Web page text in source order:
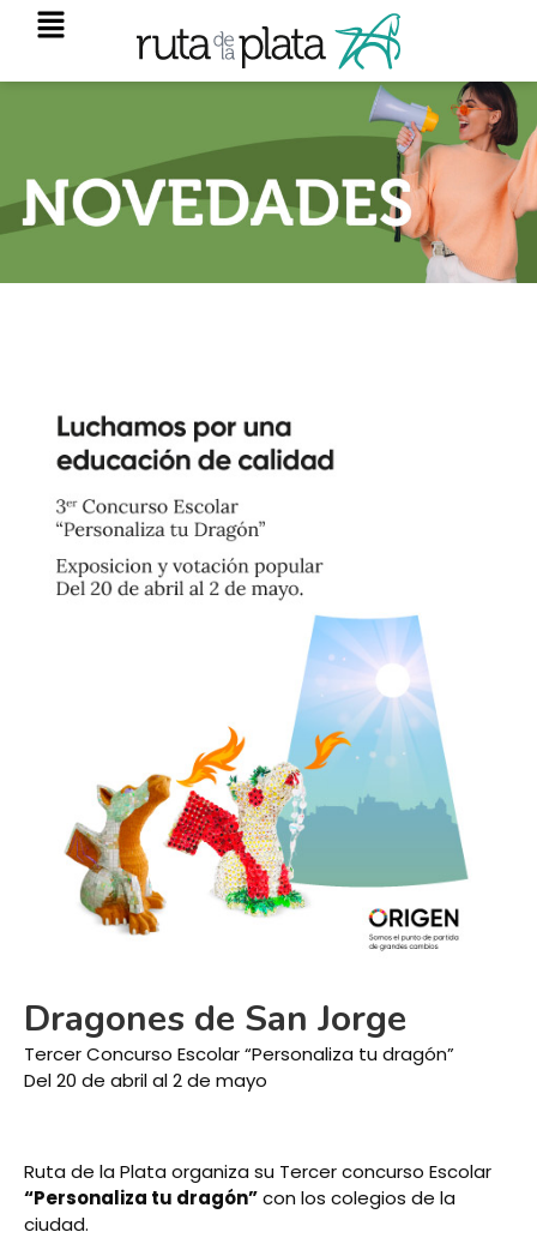
Dragones de San Jorge
Tercer Concurso Escolar “Personaliza tu dragón”
Del 20 de abril al 2 de mayo
Ruta de la Plata organiza su Tercer concurso Escolar
“Personaliza tu dragón”con los colegios de la
ciudad.